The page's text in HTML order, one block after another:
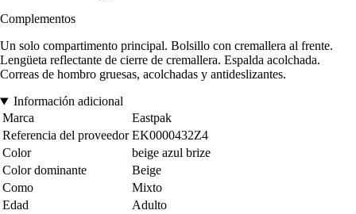
Complementos
Un solo compartimento principal. Bolsillo con cremallera al frente.
Lengüeta reflectante de cierre de cremallera. Espalda acolchada.
Correas de hombro gruesas, acolchadas y antideslizantes.
Información adicional
Marca
Eastpak
Referencia del proveedor EK0000432Z4
Color
beige azul brize
Color dominante
Beige
Como
Mixto
Edad
Adulto